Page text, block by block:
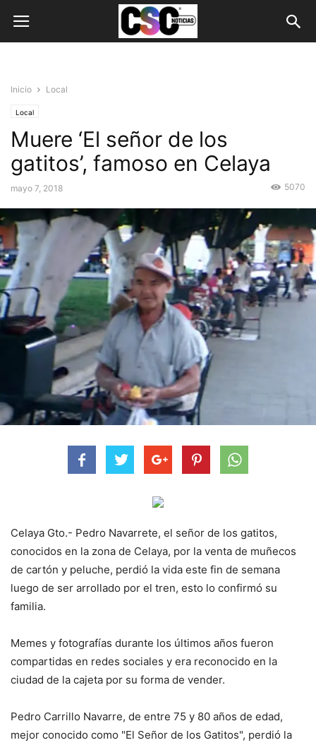
Inicio Local
Local
Muere ‘El señor de los
gatitos’, famoso en Celaya
mayo 7, 2018 5070
Celaya Gto.- Pedro Navarrete, el señor de los gatitos,
conocidos en la zona de Celaya, por la venta de muñecos
de cartón y peluche, perdió la vida este fin de semana
luego de ser arrollado por el tren, esto lo confirmó su
familia.
Memes y fotografías durante los últimos años fueron
compartidas en redes sociales y era reconocido en la
ciudad de la cajeta por su forma de vender.
Pedro Carrillo Navarre, de entre 75 y 80 años de edad,
mejor conocido como "El Señor de los Gatitos", perdió la